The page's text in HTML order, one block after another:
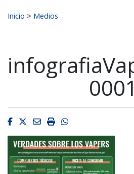
Buscar:
Inicio > Medios
0001
Facebook
Twitter
EmailImprimirWhatsapp